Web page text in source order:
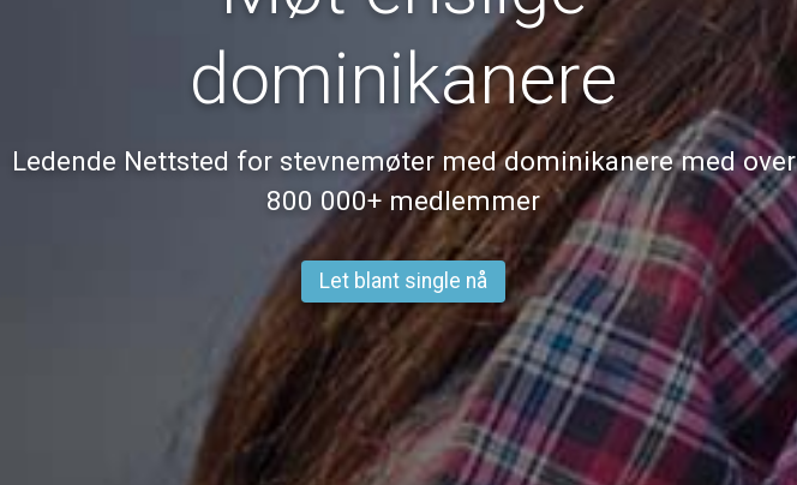
dominikanere
Ledende Nettsted for stevnemøter med dominikanere med over
800 000+ medlemmer
Let blant single nå